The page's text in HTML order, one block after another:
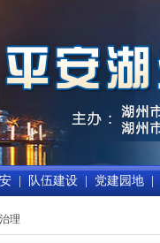
队伍建设 党建园地
理